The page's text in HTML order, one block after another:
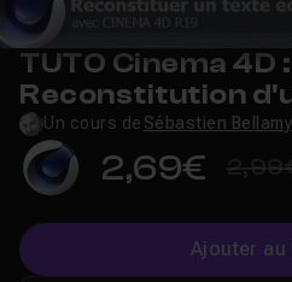
TUTO Cinema 4D :
Reconstitution
Un cours de Sébastien Bellamy
2,69€
Ajouter au